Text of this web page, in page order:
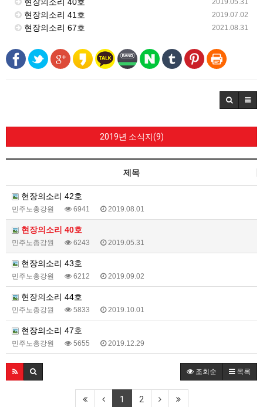
2019.05.31
2019.07.02
현장의소리 41호
2021.08.31
현장의소리 67호
2019년 소식지(9)
제목
현장의소리 42호
민주노총강원 6941 2019.08.01
현장의소리 40호
민주노총강원 6243 2019.05.31
현장의소리 43호
민주노총강원 6212 2019.09.02
현장의소리 44호
민주노총강원 5833 2019.10.01
현장의소리 47호
민주노총강원 5655 2019.12.29
조회순 목록
1 2